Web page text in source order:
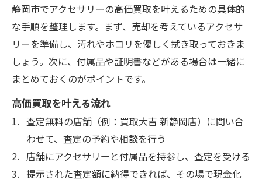
静岡市で壊れたアクセサリー買取の可否を
解説
壊れたアクセサリー買取も静岡市で安心で
きる理由
アクセサリー買取で静岡市なら壊れた品も
心配無用
静岡市のアクセサリー買取は壊れたアイテ
ムも対象
使わないアクセサリー買取で静岡市から資産整
理
静岡市でアクセサリーの高価買取を叶えるための具体的
な手順を整理します。まず、売却を考えているアクセサ
リーを準備し、汚れやホコリを優しく拭き取っておきま
しょう。次に、付属品や証明書などがある場合は一緒に
まとめておくのがポイントです。
高価買取を叶える流れ
査定無料の店舗（例：買取大吉 新静岡店）に問い合
わせて、査定の予約や相談を行う
店舗にアクセサリーと付属品を持参し、査定を受ける
提示された査定額に納得できれば、その場で現金化